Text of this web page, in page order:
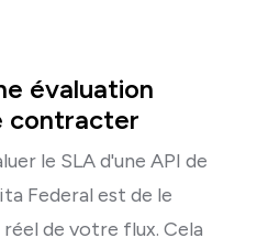
évaluation
contracter
le SLA d'une API de
Federal est de le
de votre flux. Cela